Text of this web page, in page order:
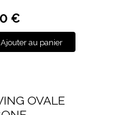
€
Ajouter au panier
OVALE